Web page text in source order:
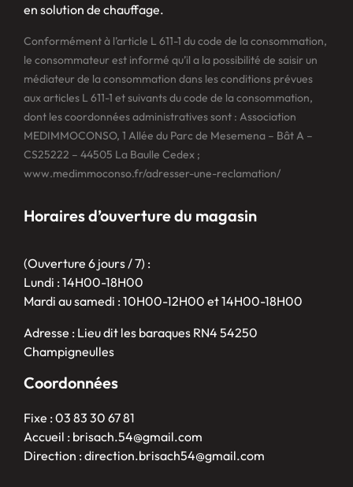
en solution de chauffage.
Conformément à l’article L 611-1 du code de la consommation,
le consommateur est informé qu’il a la possibilité de saisir un
médiateur de la consommation dans les conditions prévues
aux articles L 611-1 et suivants du code de la consommation,
dont les coordonnées administratives sont : Association
MEDIMMOCONSO, 1 Allée du Parc de Mesemena – Bât A –
CS25222 – 44505 La Baulle Cedex ;
www.medimmoconso.fr/adresser-une-reclamation/
Horaires d’ouverture du magasin
(Ouverture 6 jours / 7) :
Lundi : 14H00-18H00
Mardi au samedi : 10H00-12H00 et 14H00-18H00
Adresse : Lieu dit les baraques RN4 54250
Champigneulles
Coordonnées
Fixe : 03 83 30 67 81
Accueil : brisach.54@gmail.com
Direction : direction.brisach54@gmail.com